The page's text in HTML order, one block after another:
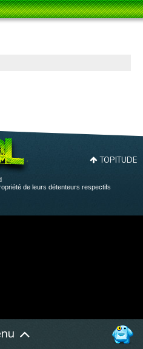
TOPITUDE
de leurs détenteurs respectifs